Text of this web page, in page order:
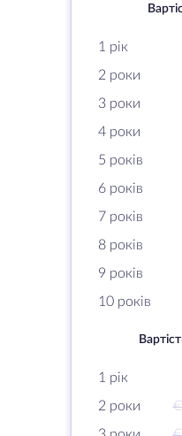
1 рік
2 роки
3 роки
4 роки
5 років
6 років
7 років
8 років
9 років
10 років
1 рік
2 роки